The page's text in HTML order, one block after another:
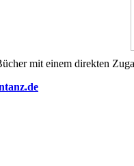
mit einem direkten